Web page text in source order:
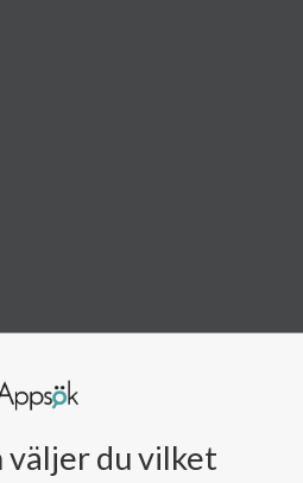
väljer du vilket